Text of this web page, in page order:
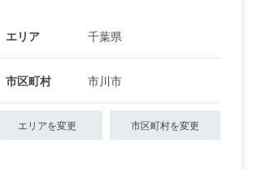
エリア 千葉県
市区町村 市川市
エリアを変更 市区町村を変更